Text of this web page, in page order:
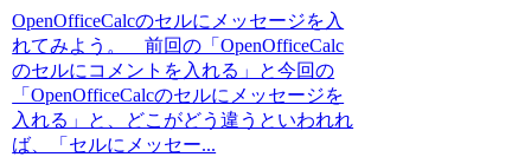
OpenOfficeCalcのセルにメッセージを入
れてみよう。 前回の「OpenOfficeCalc
のセルにコメントを入れる」と今回の
「OpenOfficeCalcのセルにメッセージを
入れる」と、どこがどう違うといわれれ
ば、「セルにメッセー...